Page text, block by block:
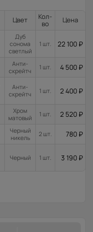
Цвет
Кол-
во
Цена
Дуб
сонома
светлый
1 шт. 22 100 ₽
Анти-
скрейтч
1 шт. 4 500 ₽
Анти-
скрейтч
1 шт. 2 400 ₽
Хром
матовый
1 шт. 2 520 ₽
Черный
никель
2 шт. 780 ₽
Черный 1 шт. 3 190 ₽